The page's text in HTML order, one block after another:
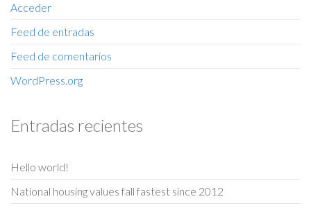
Acceder
Feed de entradas
Feed de comentarios
WordPress.org
Entradas recientes
Hello world!
National housing values fall fastest since 2012